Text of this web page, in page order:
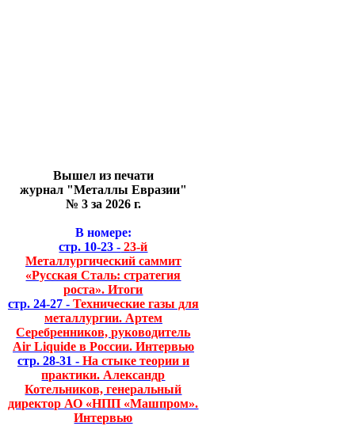
Вышел из печати
журнал "Металлы Евразии"
№ 3 за 2026 г.
В номере:
стр. 10-23 - 23-й
Металлургический саммит
«Русская Сталь: стратегия
роста». Итоги
стр. 24-27 - Технические газы для
металлургии. Артем
Серебренников, руководитель
Air Liquide в России. Интервью
стр. 28-31 - На стыке теории и
практики. Александр
Котельников, генеральный
директор АО «НПП «Машпром».
Интервью